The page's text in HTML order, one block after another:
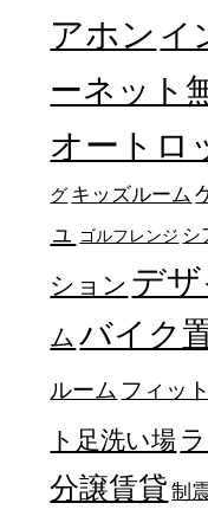
アホン イ
ーネット
オートロ
グ キッズルーム
ュ
ゴルフレンジ シ
ション デ
ム バイク
ルーム フィッ
ト足洗い場
分譲賃貸 制